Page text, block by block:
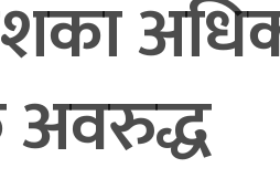
अवरुद्ध